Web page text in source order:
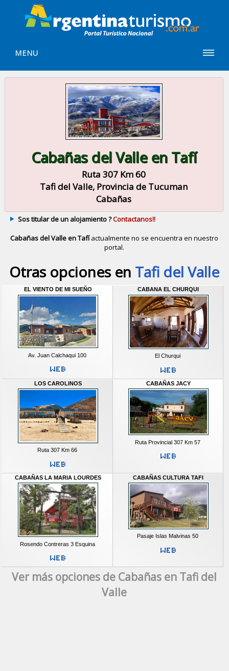
MENU
Cabañas del Valle en Tafí
Ruta 307 Km 60
Tafi del Valle, Provincia de Tucuman
Cabañas
Sos titular de un alojamiento ?Contactanos!!
Cabañas del Valle en Tafíactualmente no se encuentra en nuestro
portal.
Otras opciones en Tafi del Valle
EL VIENTO DE MI SUEÑO
Av. Juan Calchaqui 100
CABANA EL CHURQUI
El Churqui
LOS CAROLINOS
Ruta 307 Km 66
CABAÑAS JACY
Ruta Provincial 307 Km 57
CABAÑAS LA MARIA LOURDES
Rosendo Contreras 3 Esquina
CABAÑAS CULTURA TAFI
Pasaje Islas Malvinas 50
Ver más opciones de Cabañas en Tafi del
Valle